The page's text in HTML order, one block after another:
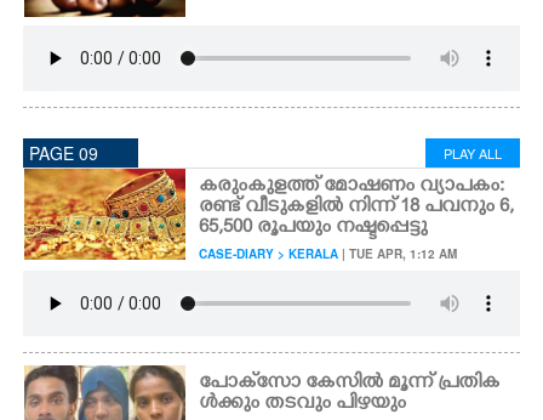
PAGE 09 PLAY ALL
കരുംകുളത്ത് മോഷണം വ്യാപകം:
രണ്ട് വീടുകളിൽ നിന്ന് 18 പവനും 6,
65,500 രൂപയും നഷ്ടപ്പെട്ടു
CASE-DIARY > KERALA | TUE APR, 1:12 AM
പോക്‌സോ കേസിൽ മൂന്ന് പ്രതിക
ൾക്കും തടവും പിഴയും